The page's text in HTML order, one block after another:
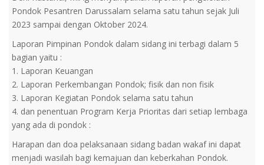
Pondok Pesantren Darussalam selama satu tahun sejak Juli
2023 sampai dengan Oktober 2024.
Laporan Pimpinan Pondok dalam sidang ini terbagi dalam 5
bagian yaitu :
1. Laporan Keuangan
2. Laporan Perkembangan Pondok; fisik dan non fisik
3. Laporan Kegiatan Pondok selama satu tahun
4. dan penentuan Program Kerja Prioritas dari setiap lembaga
yang ada di pondok :
Harapan dan doa pelaksanaan sidang badan wakaf ini dapat
menjadi wasilah bagi kemajuan dan keberkahan Pondok.